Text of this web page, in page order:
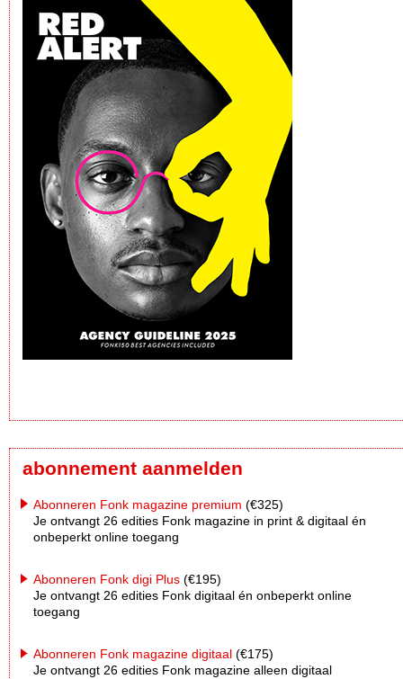
abonnement aanmelden
Abonneren Fonk magazine premium (€325)
Je ontvangt 26 edities Fonk magazine in print & digitaal én
onbeperkt online toegang
Abonneren Fonk digi Plus (€195)
Je ontvangt 26 edities Fonk digitaal én onbeperkt online
toegang
Abonneren Fonk magazine digitaal (€175)
Je ontvangt 26 edities Fonk magazine alleen digitaal